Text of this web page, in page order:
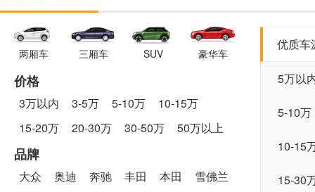
两厢车 三厢车 SUV 豪华车
价格
3万以内 3-5万 5-10万
10-15万
15-20万
20-30万 30-50万 50万以上
品牌
大众 奥迪 奔驰 丰田 本田
雪佛兰
优质车
5万以
5-10万
10-15
15-30